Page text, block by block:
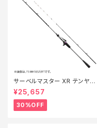
サーベルマスター XR テンヤ
73MH 185R【特価ロッド】【30】
¥25,657
30%OFF